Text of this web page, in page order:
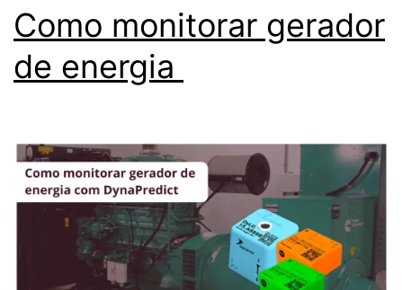
Como monitorar gerador
de energia